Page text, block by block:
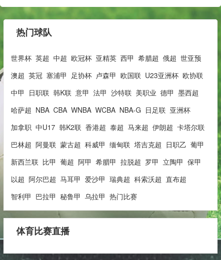
热门球队
世界杯 英超 中超 欧冠杯 亚精英 西甲 希腊超 俄超 世亚预
澳超 英冠 塞浦甲 足协杯 卢森甲 欧国联 U23亚洲杯 欧协联
中甲 日职联 韩K联 意甲 法甲 沙特联 美职业 德甲 墨西超
哈萨超 NBA CBA WNBA WCBA NBA-G 日足联 亚洲杯
加拿职 中U17 韩K2联 香港超 泰超 马来超 伊朗超 卡塔尔联
巴林超 阿曼联 蒙古超 科威甲 缅甸联 塔吉克超 日职乙 葡甲
新西兰联 比甲 葡超 阿甲 希腊甲 拉脱超 罗甲 立陶甲 保甲
以超 阿尔巴超 马耳甲 爱沙甲 瑞典超 科索沃超 直布超
智利甲 巴拉甲 秘鲁甲 乌拉甲 热门比赛
体育比赛直播